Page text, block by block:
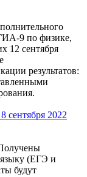
9 по физике,
12 сентября
результатов:
сентября 2022
языку (ЕГЭ и
будут